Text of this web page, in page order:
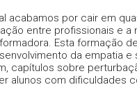
acabamos por cair em
entre profissionais e
Esta formação
da empatia
capítulos sobre
alunos com dificuldades